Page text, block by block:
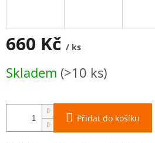
660 Kč / ks
cena:
Skladem (>10 ks)
Přidat do košíku